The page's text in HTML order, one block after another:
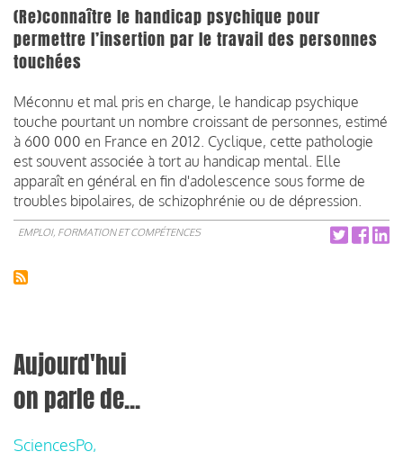
(Re)connaître le handicap psychique pour
permettre l’insertion par le travail des personnes
touchées
Méconnu et mal pris en charge, le handicap psychique
touche pourtant un nombre croissant de personnes, estimé
à 600 000 en France en 2012. Cyclique, cette pathologie
est souvent associée à tort au handicap mental. Elle
apparaît en général en fin d'adolescence sous forme de
troubles bipolaires, de schizophrénie ou de dépression.
EMPLOI, FORMATION ET COMPÉTENCES
Aujourd'hui
on parle de...
SciencesPo,